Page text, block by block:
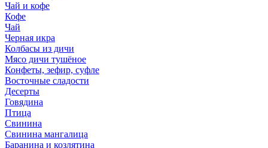
Чай и кофе
Кофе
Чай
Черная икра
Колбасы из дичи
Мясо дичи тушёное
Конфеты, зефир, суфле
Восточные сладости
Десерты
Говядина
Птица
Свинина
Свинина мангалица
Баранина и козлятина